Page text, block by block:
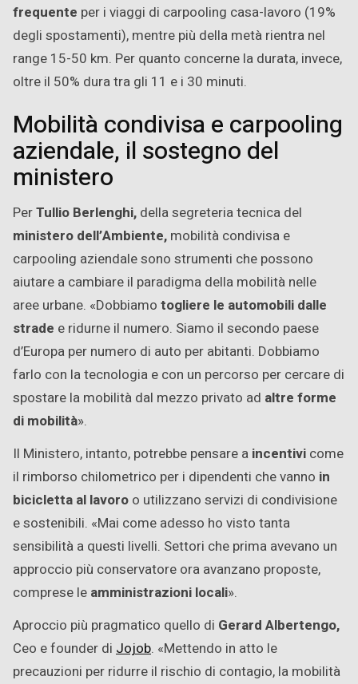
frequente per i viaggi di carpooling casa-lavoro (19%
degli spostamenti), mentre più della metà rientra nel
range 15-50 km. Per quanto concerne la durata, invece,
oltre il 50% dura tra gli 11 e i 30 minuti.
Mobilità condivisa e carpooling
aziendale, il sostegno del
ministero
PerTullio Berlenghi, della segreteria tecnica del
ministero dell’Ambiente, mobilità condivisa e
carpooling aziendale sono strumenti che possono
aiutare a cambiare il paradigma della mobilità nelle
aree urbane. «Dobbiamo togliere le automobili dalle
strade e ridurne il numero. Siamo il secondo paese
d’Europa per numero di auto per abitanti. Dobbiamo
farlo con la tecnologia e con un percorso per cercare di
spostare la mobilità dal mezzo privato ad altre forme
di mobilità».
Il Ministero, intanto, potrebbe pensare a incentivi come
il rimborso chilometrico per i dipendenti che vanno in
bicicletta al lavoro o utilizzano servizi di condivisione
e sostenibili. «Mai come adesso ho visto tanta
sensibilità a questi livelli. Settori che prima avevano un
approccio più conservatore ora avanzano proposte,
comprese le amministrazioni locali».
Aproccio più pragmatico quello di Gerard Albertengo,
Ceo e founder di Jojob. «Mettendo in atto le
precauzioni per ridurre il rischio di contagio, la mobilità